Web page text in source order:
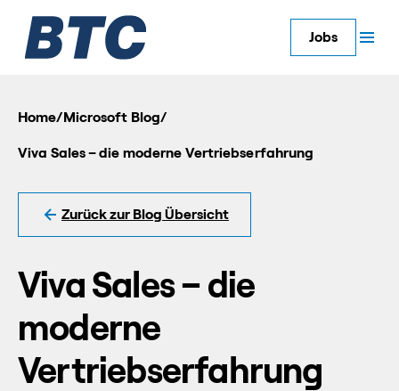
Jobs
Home/ Microsoft Blog/
Viva Sales – die moderne Vertriebserfahrung
Zurück zur Blog Übersicht
Viva Sales – die
moderne
Vertriebserfahrung